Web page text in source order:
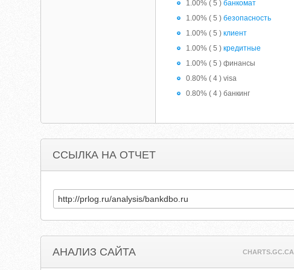
1.00% ( 5 )банкомат
1.00% ( 5 )безопасность
1.00% ( 5 )клиент
1.00% ( 5 )кредитные
1.00% ( 5 ) финансы
0.80% ( 4 ) visa
0.80% ( 4 ) банкинг
ССЫЛКА НА ОТЧЕТ
АНАЛИЗ САЙТА CHARTS.GC.CA